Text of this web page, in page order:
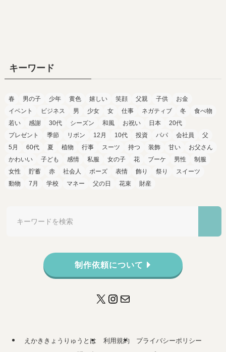
キーワード
春 男の子 少年 黄色 嬉しい 笑顔 父親 子供
お金
イベント
ビジネス 男 少女 女 仕事 ネガティブ 冬
食べ物
若い
感謝 30代 シーズン 和風 お祝い 日本
20代
プレゼント
季節 リボン 12月 10代 投資 パパ 会社員
父
5月
60代 夏 植物 行事 スーツ 持つ 装飾 甘い
お父さん
かわいい
子ども 感情 私服 女の子 花 ブーケ 男性
制服
女性
貯蓄 赤 社会人 ポーズ 表情 飾り 祭り
スイーツ
動物
7月 学校 マネー 父の日 花束 財産
制作依頼について
X Instagram
メール
えかききょうりゅうとは 利用規約
プライバシーポリシー